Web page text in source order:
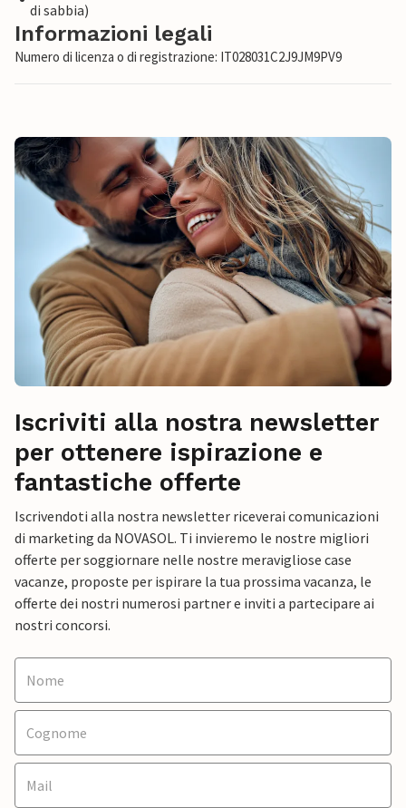
di sabbia)
Informazioni legali
Numero di licenza o di registrazione: IT028031C2J9JM9PV9
Iscriviti alla nostra newsletter
per ottenere ispirazione e
fantastiche offerte
Iscrivendoti alla nostra newsletter riceverai comunicazioni
di marketing da NOVASOL. Ti invieremo le nostre migliori
offerte per soggiornare nelle nostre meravigliose case
vacanze, proposte per ispirare la tua prossima vacanza, le
offerte dei nostri numerosi partner e inviti a partecipare ai
nostri concorsi.